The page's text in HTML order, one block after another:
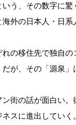
う、その数字に
外の日本人・日
の移住先で独自
だが、その「源泉
街の話が面白い
スに進出してい